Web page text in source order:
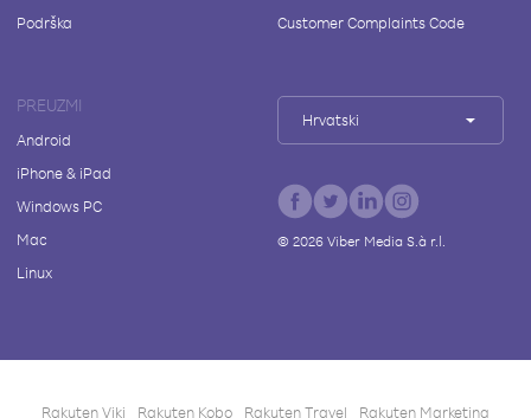
Podrška
Customer Complaints Code
PREUZMI
Android
iPhone & iPad
Windows PC
Mac
Linux
Hrvatski
© 2026Viber Media S.à r.l.
Rakuten Viki Rakuten Kobo Rakuten Travel Rakuten Marketing